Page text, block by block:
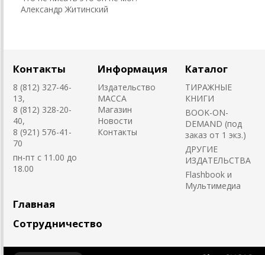
Александр Житинский
Контакты
8 (812) 327-46-
13,
8 (812) 328-20-
40,
8 (921) 576-41-
70
пн-пт с 11.00 до
18.00
Информация
Издательство
MACCA
Магазин
Новости
Контакты
Каталог
ТИРАЖНЫЕ
КНИГИ
BOOK-ON-
DEMAND (под
заказ от 1 экз.)
ДРУГИЕ
ИЗДАТЕЛЬСТВА
Flashbook и
Мультимедиа
Главная
Сотрудничество